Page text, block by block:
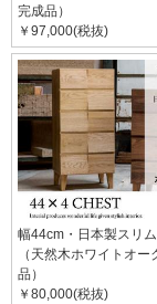
完成品）
￥97,000(税抜)
幅44cm・日本製スリ
（天然木ホワイトオー
品）
￥80,000(税抜)